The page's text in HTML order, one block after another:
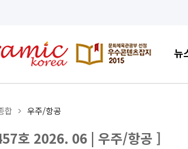
뉴
합 우주/항공
호 2026. 06 | 우주/항공 ]